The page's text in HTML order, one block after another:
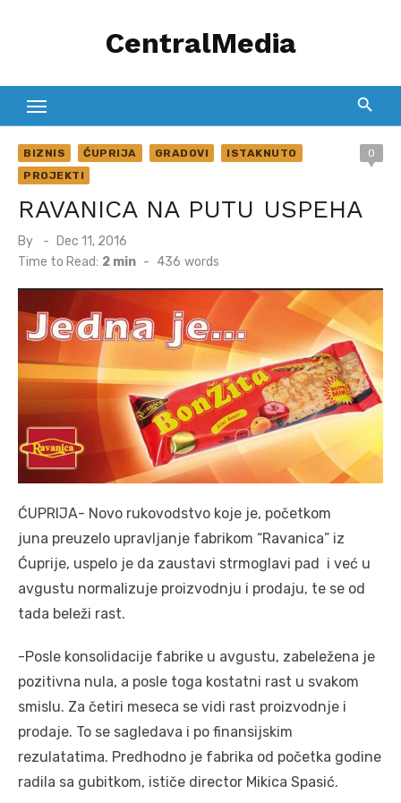
CentralMedia
BIZNIS ĆUPRIJA GRADOVI
ISTAKNUTO
PROJEKTI
0
RAVANICA NA PUTU USPEHA
By
Posted
on
Dec 11, 2016
Time to Read: 2 min - 436 words
ĆUPRIJA- Novo rukovodstvo koje je, početkom
juna preuzelo upravljanje fabrikom “Ravanica” iz
Ćuprije, uspelo je da zaustavi strmoglavi pad i već u
avgustu normalizuje proizvodnju i prodaju, te se od
tada beleži rast.
-Posle konsolidacije fabrike u avgustu, zabeležena je
pozitivna nula, a posle toga kostatni rast u svakom
smislu. Za četiri meseca se vidi rast proizvodnje i
prodaje. To se sagledava i po finansijskim
rezulatatima. Predhodno je fabrika od početka godine
radila sa gubitkom, ističe director Mikica Spasić.